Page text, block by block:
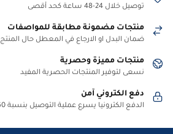
توصيل خلال 24-48 ساعة كحد أقصى
منتجات مضمونة مطابقة للمواصفات
ضمان البدل او الارجاع في المعطل حال المنتج
منتجات مميزة وحصرية
نسعى لتوفير المنتجات الحصرية المفيد
دفع الكتروني آمن
الدفع الكترونيا يسرع عملية التوصيل بنسبة 60%